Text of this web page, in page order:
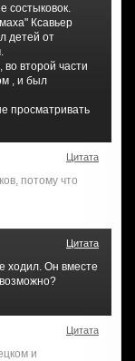
состыковок.
Ксавьер
детей от
второй части
, и был
просматривать
Цитата
потому что
Цитата
ходил. Он вместе
Цитата
и